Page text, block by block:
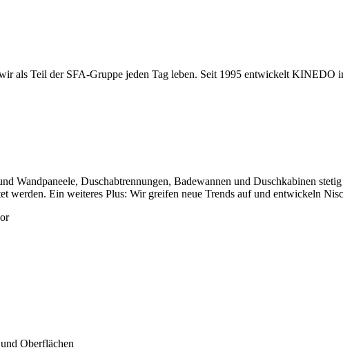
als Teil der SFA-Gruppe jeden Tag leben. Seit 1995 entwickelt KINEDO
Wandpaneele, Duschabtrennungen, Badewannen und Duschkabinen
werden. Ein weiteres Plus: Wir greifen neue Trends auf und entwickeln
Oberflächen